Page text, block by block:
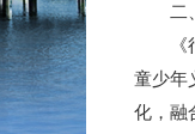
二、
《行
童少年
化，融